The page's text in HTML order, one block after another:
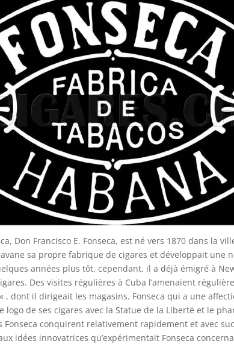
Don Francisco E. Fonseca, est né vers 1870 dans la
sa propre fabrique de cigares et développait une
années plus tôt, cependant, il a déjà émigré à
Des visites régulières à Cuba l’amenaient
, dont il dirigeait les magasins. Fonseca qui a une
logo de ses cigares avec la Statue de la Liberté et le
Fonseca conquirent relativement rapidement et avec
idées innovatrices qu’expérimentait Fonseca